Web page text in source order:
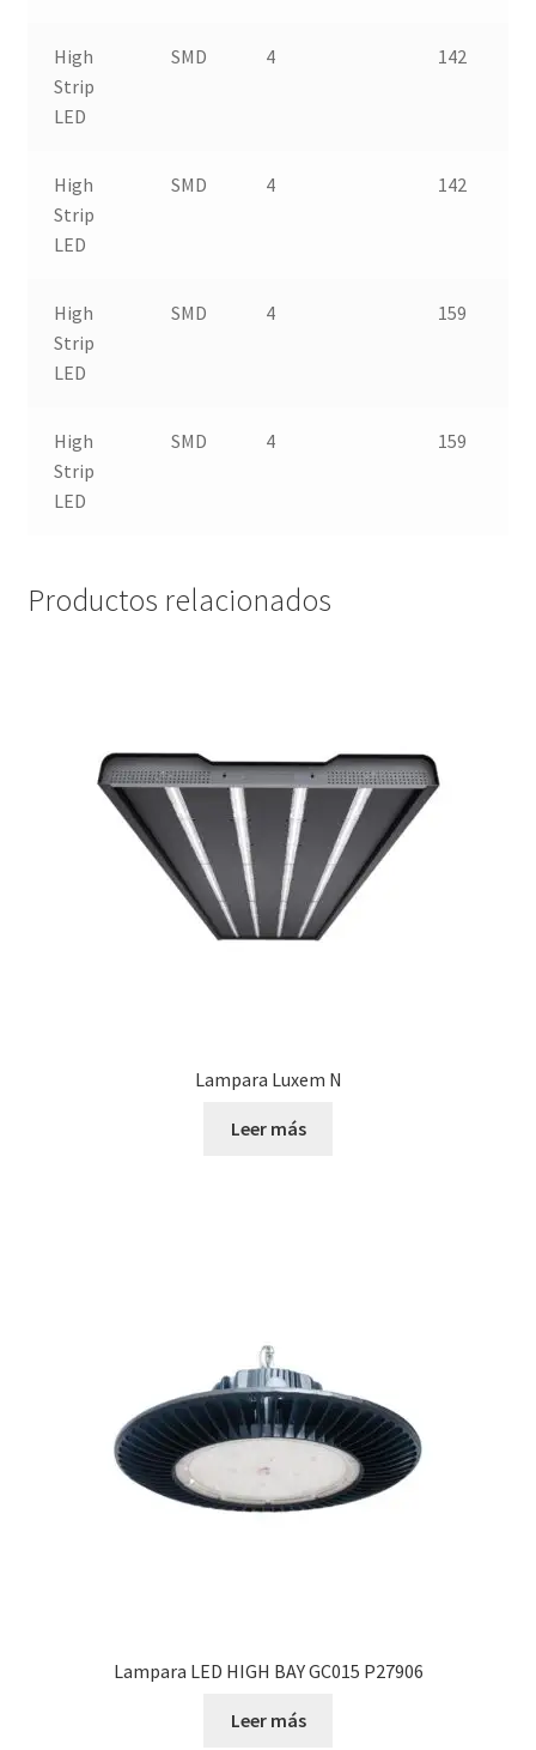
High
Strip
LED
SMD 4 142
High
Strip
LED
SMD 4 142
High
Strip
LED
SMD 4 159
High
Strip
LED
SMD 4 159
Productos relacionados
Lampara Luxem N
Leer más
Lampara LED HIGH BAY GC015 P27906
Leer más